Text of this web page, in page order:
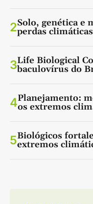
2Solo, genética e
perdas climáticas
3Life Biological
baculovírus do
4Planejamento:
os extremos
5Biológicos
extremos